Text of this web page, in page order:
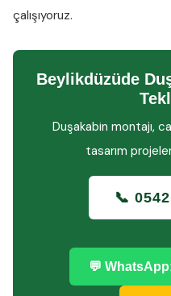
çalışıyoruz.
Beylikdüzüde
Duşakabin montajı,
tasarım
📞
💬